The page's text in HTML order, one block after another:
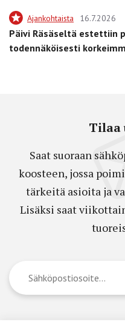
Ajankohtaista 16.7.2026
Päivi Räsäseltä estettiin
todennäköisesti
Tilaa
Saat suoraan
koosteen, jossa
tärkeitä asioita ja
Lisäksi saat